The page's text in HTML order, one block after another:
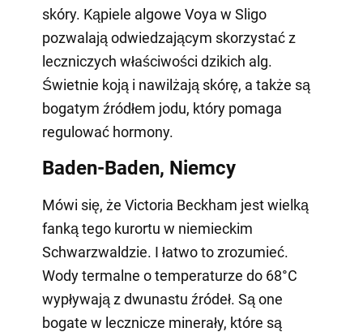
skóry. Kąpiele algowe Voya w Sligo
pozwalają odwiedzającym skorzystać z
leczniczych właściwości dzikich alg.
Świetnie koją i nawilżają skórę, a także są
bogatym źródłem jodu, który pomaga
regulować hormony.
Baden-Baden, Niemcy
Mówi się, że Victoria Beckham jest wielką
fanką tego kurortu w niemieckim
Schwarzwaldzie. I łatwo to zrozumieć.
Wody termalne o temperaturze do 68°C
wypływają z dwunastu źródeł. Są one
bogate w lecznicze minerały, które są